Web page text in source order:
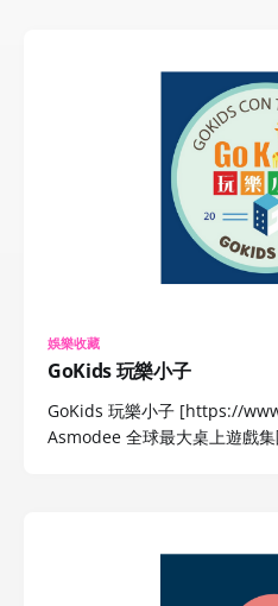
娛樂收藏
GoKids 玩樂小子
GoKids 玩樂小子 [https://
Asmodee 全球最大桌上遊戲